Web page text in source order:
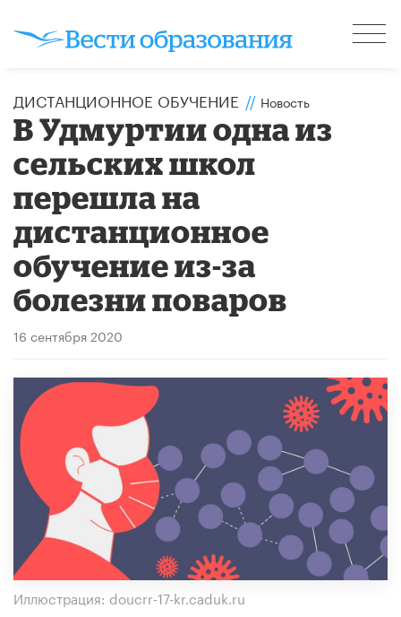
ДИСТАНЦИОННОЕ ОБУЧЕНИЕ // Новость
В Удмуртии одна из
сельских школ
перешла на
дистанционное
обучение из-за
болезни поваров
16 сентября 2020
Иллюстрация: doucrr-17-kr.caduk.ru